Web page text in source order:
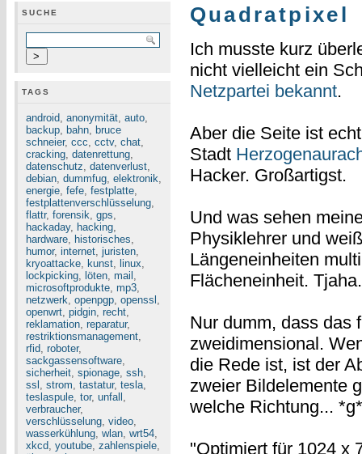
SUCHE
TAGS
android, anonymität, auto,
backup, bahn, bruce
schneier, ccc, cctv, chat,
cracking, datenrettung,
datenschutz, datenverlust,
debian, dummfug, elektronik,
energie, fefe, festplatte,
festplattenverschlüsselung,
flattr, forensik, gps,
hackaday, hacking,
hardware, historisches,
humor, internet, juristen,
kryoattacke, kunst, linux,
lockpicking, löten, mail ,
microsoftprodukte, mp3,
netzwerk, openpgp, openssl ,
openwrt, pidgin, recht,
reklamation, reparatur,
restriktionsmanagement,
rfid, roboter,
sackgassensoftware,
sicherheit, spionage, ssh,
ssl , strom, tastatur, tesla,
teslaspule, tor, unfall ,
verbraucher,
verschlüsselung, video,
wasserkühlung, wlan, wrt54,
xkcd, youtube, zahlenspiele,
Quadratpixel
Ich musste kurz
nicht vielleicht ein
Netzpartei bekannt.
Aber die Seite ist
Stadt
Hacker. Großartigst.
Und was sehen
Physiklehrer und
Längeneinheiten
Flächeneinheit. Tjaha.
Nur dumm, dass das
zweidimensional.
die Rede ist, ist der
zweier Bildelemente
welche Richtung...
"Optimiert für 1024 x